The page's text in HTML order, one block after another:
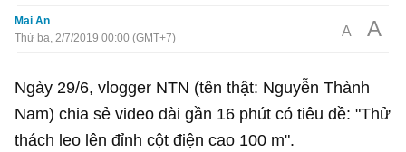
Mai An
Thứ ba, 2/7/2019 00:00 (GMT+7)
A A
Ngày 29/6, vlogger NTN (tên thật: Nguyễn Thành
Nam) chia sẻ video dài gần 16 phút có tiêu đề: "Thử
thách leo lên đỉnh cột điện cao 100 m".